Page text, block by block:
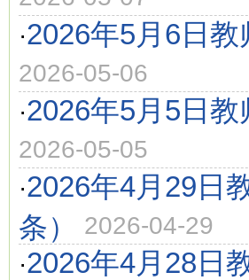
·2026年5月6日
2026-05-06
·2026年5月5日
2026-05-05
·2026年4月29日
条）
2026-04-29
·2026年4月28日